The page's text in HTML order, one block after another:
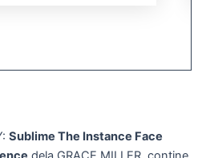
Sublime The Instance Face